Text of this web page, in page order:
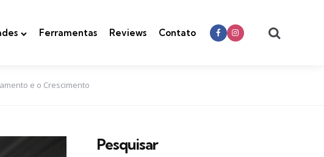
Ferramentas Reviews Contato
e o Crescimento
Pesquisar